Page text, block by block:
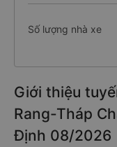
Số lượng nhà xe
Giới thiệu
Rang-Tháp
Định 08/2026